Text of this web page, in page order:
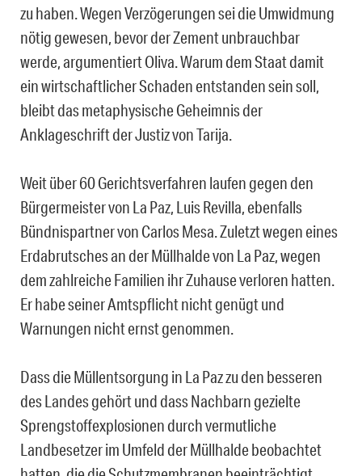
zu haben. Wegen Verzögerungen sei die Umwidmung
nötig gewesen, bevor der Zement unbrauchbar
werde, argumentiert Oliva. Warum dem Staat damit
ein wirtschaftlicher Schaden entstanden sein soll,
bleibt das metaphysische Geheimnis der
Anklageschrift der Justiz von Tarija.
Weit über 60 Gerichtsverfahren laufen gegen den
Bürgermeister von La Paz, Luis Revilla, ebenfalls
Bündnispartner von Carlos Mesa. Zuletzt wegen eines
Erdabrutsches an der Müllhalde von La Paz, wegen
dem zahlreiche Familien ihr Zuhause verloren hatten.
Er habe seiner Amtspflicht nicht genügt und
Warnungen nicht ernst genommen.
Dass die Müllentsorgung in La Paz zu den besseren
des Landes gehört und dass Nachbarn gezielte
Sprengstoffexplosionen durch vermutliche
Landbesetzer im Umfeld der Müllhalde beobachtet